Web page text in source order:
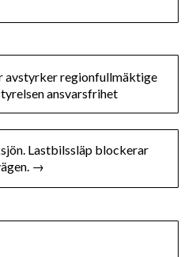
avstyrker regionfullmäktige
ansvarsfrihet
Lastbilssläp blockerar
→